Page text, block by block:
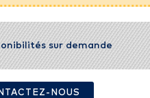
sur demande
NOUS